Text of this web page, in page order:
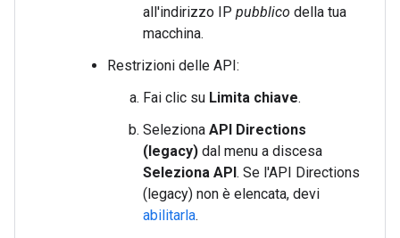
all'indirizzo IP pubblico della tua
macchina.
Restrizioni delle API:
Fai clic su Limita chiave.
Seleziona API Directions
(legacy) dal menu a discesa
Seleziona API. Se l'API Directions
(legacy) non è elencata, devi
abilitarla.